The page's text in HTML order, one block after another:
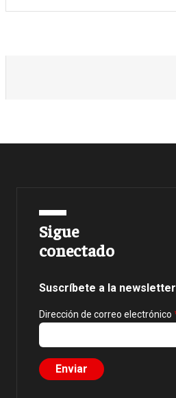
Sigue
conectado
Suscríbete a la newsletter
Dirección de correo electrónico